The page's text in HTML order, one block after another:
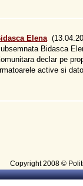
Elena
Bidasca
declar pe
active si
Copyright 2008 ©